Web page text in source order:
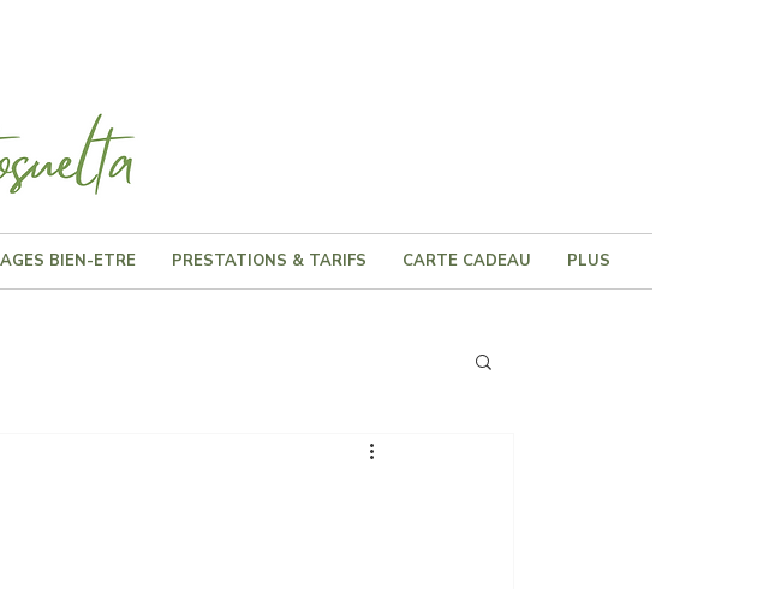
BIEN-ETRE PRESTATIONS & TARIFS CARTE CADEAU PLUS